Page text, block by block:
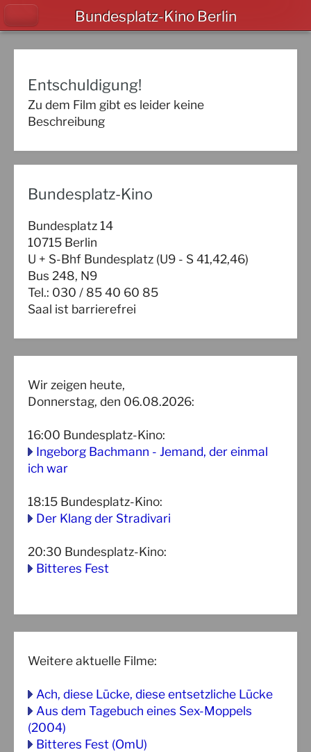
Bundesplatz-Kino
Bundesplatz 14
10715 Berlin
U + S-Bhf Bundesplatz (U9 - S 41,42,46)
Bus 248, N9
Tel.: 030 / 85 40 60 85
Saal ist barrierefrei
Wir zeigen heute,
Donnerstag, den 06.08.2026:
16:00 Bundesplatz-Kino:
Ingeborg Bachmann - Jemand, der einmal
ich war
18:15 Bundesplatz-Kino:
Der Klang der Stradivari
20:30 Bundesplatz-Kino:
Bitteres Fest
Weitere aktuelle Filme:
Ach, diese Lücke, diese entsetzliche Lücke
Aus dem Tagebuch eines Sex-Moppels
(2004)
Bitteres Fest (OmU)
Entschuldigung!
Zu dem Film gibt es leider keine
Beschreibung
Bundesplatz-Kino Berlin